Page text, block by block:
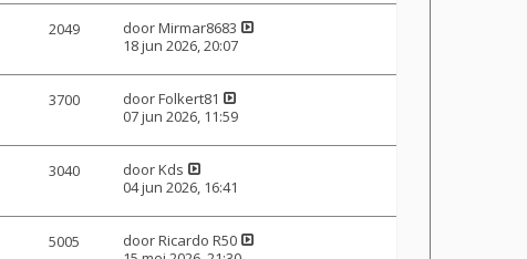
2049 doorMirmar8683
18 jun 2026, 20:07
3700 doorFolkert81
07 jun 2026, 11:59
3040 doorKds
04 jun 2026, 16:41
5005 doorRicardo R50